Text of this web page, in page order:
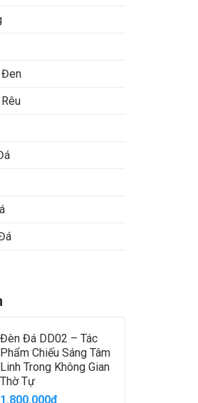
Đen
Đèn Đá DD02 – Tác
Phẩm Chiếu Sáng Tâm
Linh Trong Không Gian
Thờ Tự
1.800.000₫